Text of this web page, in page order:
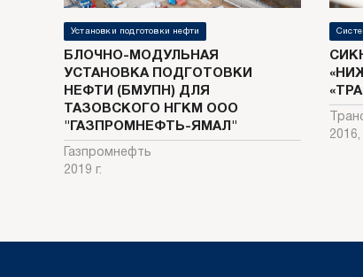
Установки подготовки нефти
БЛОЧНО-МОДУЛЬНАЯ
УСТАНОВКА ПОДГОТОВКИ
НЕФТИ (БМУПН) ДЛЯ
ТАЗОВСКОГО НГКМ ООО
"ГАЗПРОМНЕФТЬ-ЯМАЛ"
Газпромнефть
2019 г.
2016,